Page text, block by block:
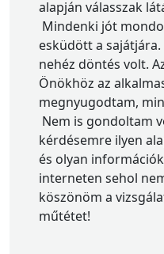
alapján válasszak
Mindenki jót
esküdött a
nehéz döntés volt.
Önökhöz az
megnyugodtam,
Nem is gondoltam
kérdésemre ilyen
és olyan
interneten sehol
köszönöm a
műtétet!